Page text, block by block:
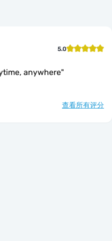
5.0
anywhere"
查看所有评分